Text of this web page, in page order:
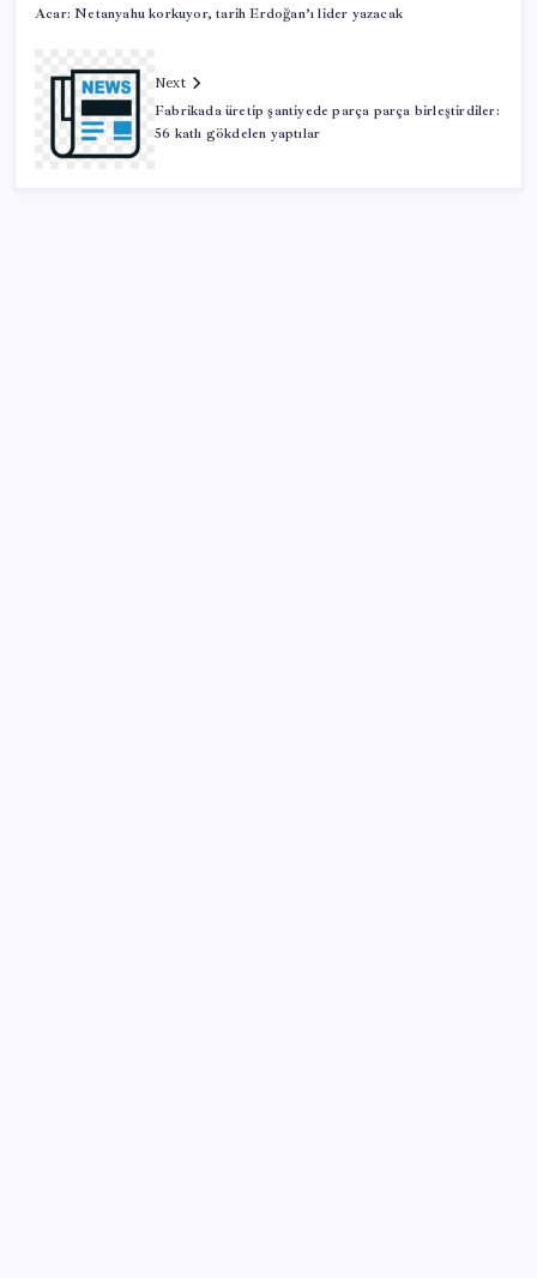
Acar: Netanyahu korkuyor, tarih Erdoğan’ı lider yazacak
Next
Fabrikada üretip şantiyede parça parça birleştirdiler:
56 katlı gökdelen yaptılar